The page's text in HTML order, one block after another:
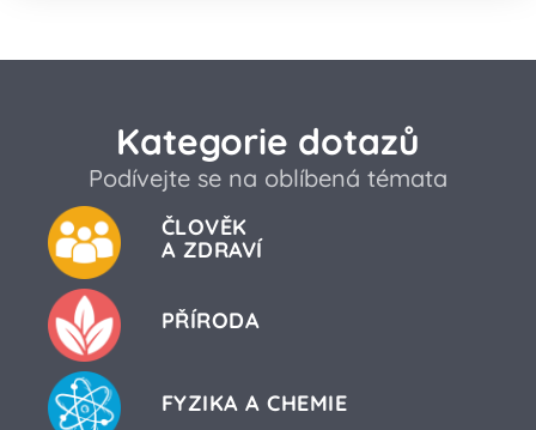
Kategorie dotazů
Podívejte se na oblíbená témata
ČLOVĚK
A ZDRAVÍ
PŘÍRODA
FYZIKA A CHEMIE